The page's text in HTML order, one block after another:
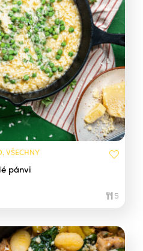
VŠECHNY
pánvi
5